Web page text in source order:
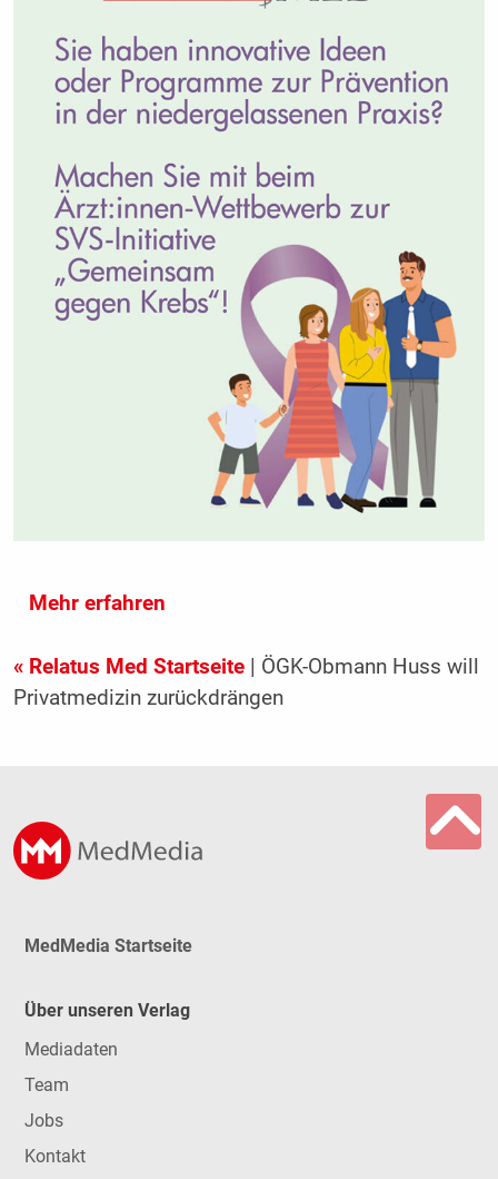
Mehr erfahren
« Relatus Med Startseite| ÖGK-Obmann Huss will
Privatmedizin zurückdrängen
MedMedia Startseite
Über unseren Verlag
Mediadaten
Team
Jobs
Kontakt